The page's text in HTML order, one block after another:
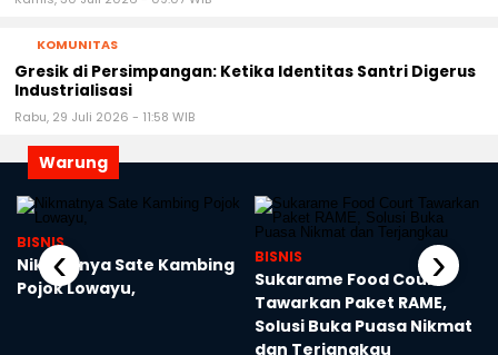
Gresik di Persimpangan: Ketika Identitas Santri Digerus
Industrialisasi
Warung
Nikmatnya Sate Kambing
Pojok Lowayu,
Sukarame Food Court
Tawarkan Paket RAME,
Solusi Buka Puasa Nikmat
dan Terjangkau
‹ ›